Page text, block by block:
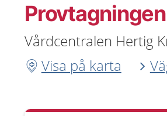
Vårdcentralen Hertig
Visa på karta